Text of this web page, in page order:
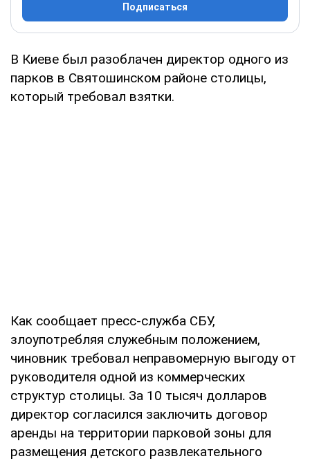
Подписаться
В Киеве был разоблачен директор одного из
парков в Святошинском районе столицы,
который требовал взятки.
Как сообщает пресс-служба СБУ,
злоупотребляя служебным положением,
чиновник требовал неправомерную выгоду от
руководителя одной из коммерческих
структур столицы. За 10 тысяч долларов
директор согласился заключить договор
аренды на территории парковой зоны для
размещения детского развлекательного